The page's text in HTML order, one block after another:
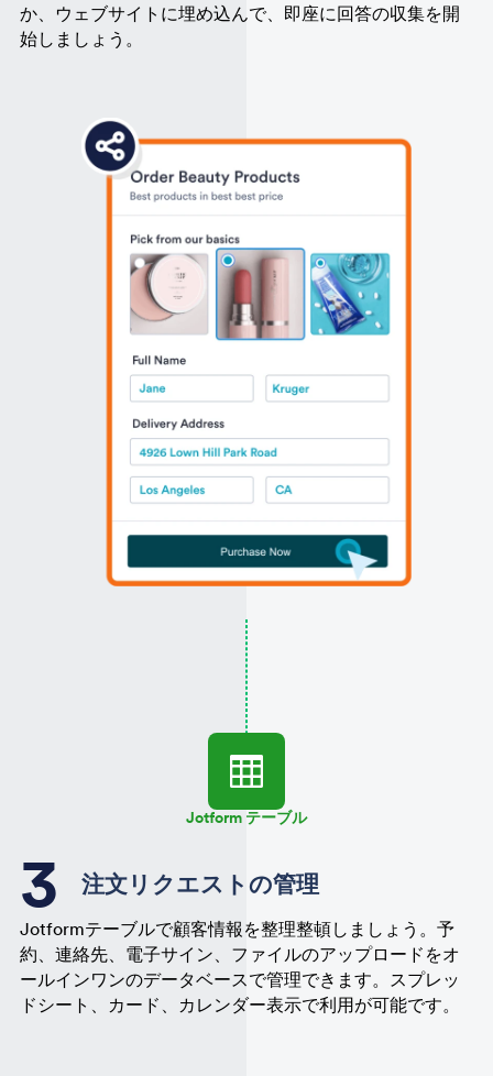
Jotform テーブル
か、ウェブサイトに埋め込んで、即座に回答の収集を開
始しましょう。
注文リクエストの管理
Jotformテーブルで顧客情報を整理整頓しましょう。予
約、連絡先、電子サイン、ファイルのアップロードをオ
ールインワンのデータベースで管理できます。スプレッ
ドシート、カード、カレンダー表示で利用が可能です。